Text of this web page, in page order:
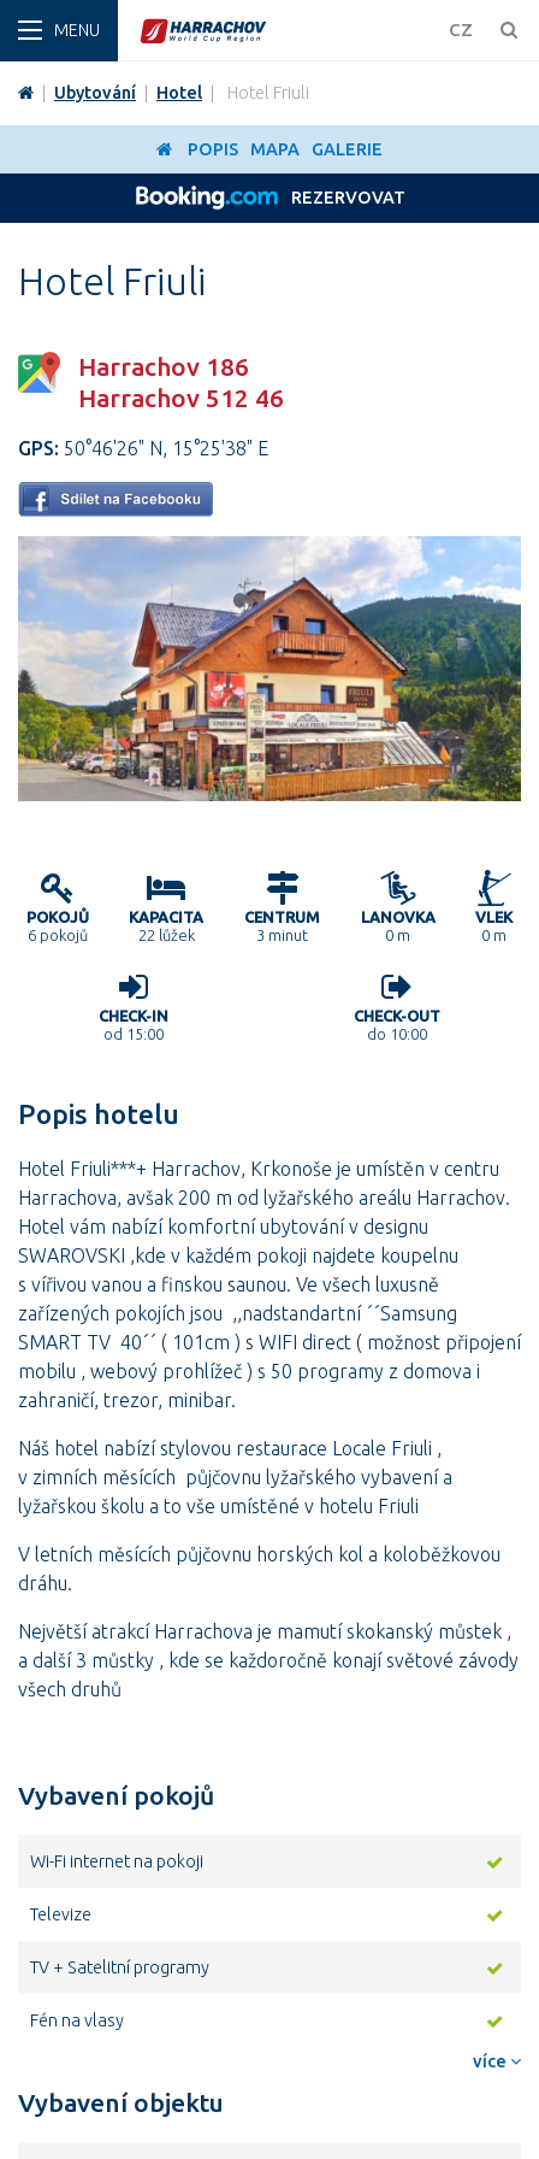
CZ
ZIMA
Ubytování Hotel Hotel Friuli
POPIS MAPA GALERIE
REZERVOVAT
Hotel Friuli
Harrachov 186
Harrachov 512 46
GPS: 50°46'26" N, 15°25'38" E
POKOJŮ
6 pokojů
KAPACITA
22 lůžek
CENTRUM
3 minut
LANOVKA
0 m
VLEK
0 m
CHECK-IN
od 15:00
CHECK-OUT
do 10:00
Popis hotelu
Hotel Friuli***+ Harrachov, Krkonoše je umístěn v centru
Harrachova, avšak 200 m od lyžařského areálu Harrachov.
Hotel vám nabízí komfortní ubytování v designu
SWAROVSKI ,kde v každém pokoji najdete koupelnu
s vířivou vanou a finskou saunou. Ve všech luxusně
zařízených pokojích jsou ,,nadstandartní ´´Samsung
SMART TV 40´´ ( 101cm ) s WIFI direct ( možnost připojení
mobilu , webový prohlížeč ) s 50 programy z domova i
zahraničí, trezor, minibar.
Náš hotel nabízí stylovou restaurace Locale Friuli ,
v zimních měsících půjčovnu lyžařského vybavení a
lyžařskou školu a to vše umístěné v hotelu Friuli
V letních měsících půjčovnu horských kol a koloběžkovou
dráhu.
Největší atrakcí Harrachova je mamutí skokanský můstek ,
a další 3 můstky , kde se každoročně konají světové závody
všech druhů
Vybavení pokojů
Wi-Fi internet na pokoji
Televize
TV + Satelitní programy
Fén na vlasy
více
Vybavení objektu